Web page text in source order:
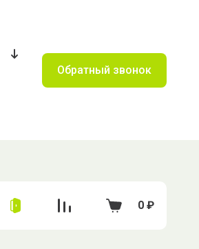
Обратный звонок
0 ₽